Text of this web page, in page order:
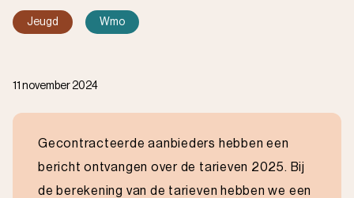
Jeugd Wmo
11 november 2024
Gecontracteerde aanbieders hebben een
bericht ontvangen over de tarieven 2025. Bij
de berekening van de tarieven hebben we een